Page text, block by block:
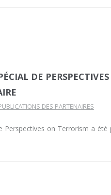
DE
DES PARTENAIRES
Perspectives on Terrorism a